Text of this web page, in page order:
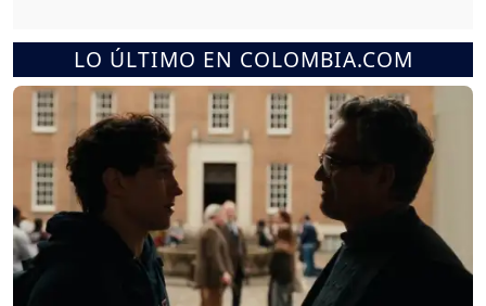
LO ÚLTIMO EN COLOMBIA.COM